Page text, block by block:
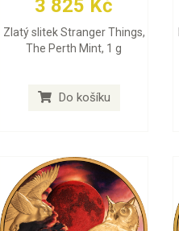
3 825 Kč
Zlatý slitek Stranger Things,
The Perth Mint, 1 g
Do košíku